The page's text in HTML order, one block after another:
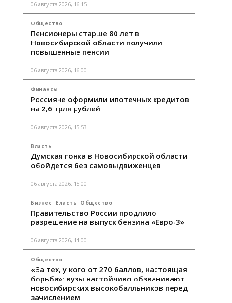
06 августа 2026, 16:15
Общество
Пенсионеры старше 80 лет в
Новосибирской области получили
повышенные пенсии
06 августа 2026, 16:00
Финансы
Россияне оформили ипотечных кредитов
на 2,6 трлн рублей
06 августа 2026, 15:53
Власть
Думская гонка в Новосибирской области
обойдется без самовыдвиженцев
06 августа 2026, 15:00
Бизнес Власть Общество
Правительство России продлило
разрешение на выпуск бензина «Евро-3»
06 августа 2026, 14:00
Общество
«За тех, у кого от 270 баллов, настоящая
борьба»: вузы настойчиво обзванивают
новосибирских высокобалльников перед
зачислением